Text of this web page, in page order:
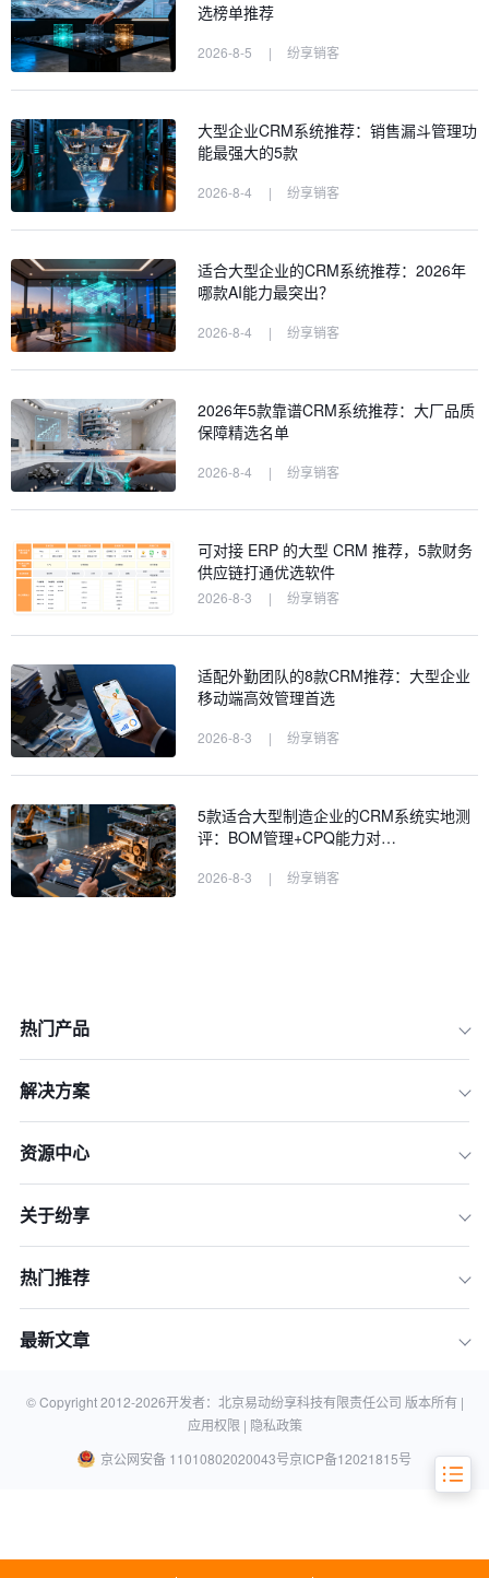
CRM选型
深度剖析
五、常见问题解答（FAQ）
选榜单推荐
2026-8-5 | 纷享销客
大型企业CRM系统推荐：销售漏斗管理功
能最强大的5款
2026-8-4 | 纷享销客
适合大型企业的CRM系统推荐：2026年
哪款AI能力最突出？
2026-8-4 | 纷享销客
2026年5款靠谱CRM系统推荐：大厂品质
保障精选名单
2026-8-4 | 纷享销客
可对接 ERP 的大型 CRM 推荐，5款财务
供应链打通优选软件
2026-8-3 | 纷享销客
适配外勤团队的8款CRM推荐：大型企业
移动端高效管理首选
2026-8-3 | 纷享销客
5款适合大型制造企业的CRM系统实地测
评：BOM管理+CPQ能力对…
2026-8-3 | 纷享销客
热门产品
解决方案
资源中心
关于纷享
热门推荐
最新文章
© Copyright 2012-2026开发者：北京易动纷享科技有限责任公司 版本所有 |
应用权限 | 隐私政策
京公网安备 11010802020043号京ICP备12021815号